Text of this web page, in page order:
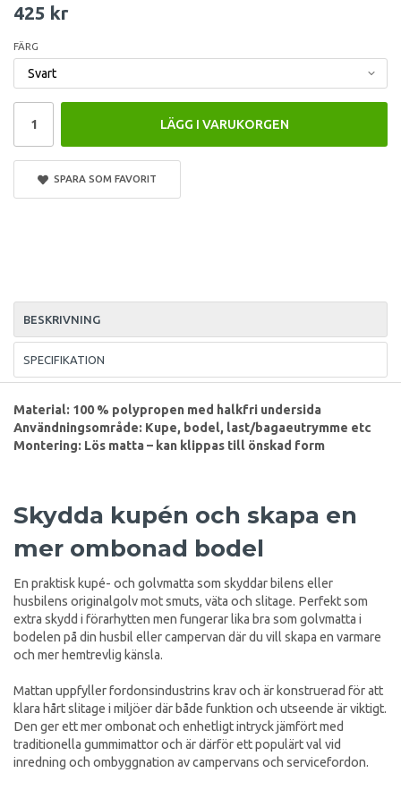
425 kr
FÄRG
LÄGG I VARUKORGEN
SPARA SOM FAVORIT
BESKRIVNING
SPECIFIKATION
Material: 100 % polypropen med halkfri undersida
Användningsområde: Kupe, bodel, last/bagaeutrymme etc
Montering: Lös matta – kan klippas till önskad form
Skydda kupén och skapa en
mer ombonad bodel
En praktisk kupé- och golvmatta som skyddar bilens eller
husbilens originalgolv mot smuts, väta och slitage. Perfekt som
extra skydd i förarhytten men fungerar lika bra som golvmatta i
bodelen på din husbil eller campervan där du vill skapa en varmare
och mer hemtrevlig känsla.
Mattan uppfyller fordonsindustrins krav och är konstruerad för att
klara hårt slitage i miljöer där både funktion och utseende är viktigt.
Den ger ett mer ombonat och enhetligt intryck jämfört med
traditionella gummimattor och är därför ett populärt val vid
inredning och ombyggnation av campervans och servicefordon.